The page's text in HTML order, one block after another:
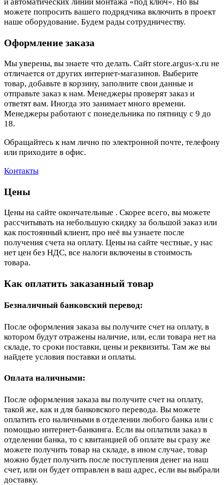
можете попросить вашего подрядчика включить в проект
наше оборудование. Будем рады сотрудничеству.
Оформление заказа
Мы уверены, вы знаете что делать. Сайт store.argus-x.ru не
отличается от других интернет-магазинов. Выберите
товар, добавьте в корзину, заполните свои данные и
отправьте заказ к нам. Менеджеры проверят заказ и
ответят вам. Иногда это занимает много времени.
Менеджеры работают с понедельника по пятницу с 9 до
18.
Обращайтесь к нам лично по электронной почте, телефону
или приходите в офис.
Контакты
Цены
Цены на сайте окончательные . Скорее всего, вы можете
рассчитывать на небольшую скидку за большой заказ или
как постоянный клиент, про неё вы узнаете после
получения счета на оплату. Цены на сайте честные, у нас
нет цен без НДС, все налоги включены в стоимость
товара.
Как оплатить заказанный товар
Безналичный банковский перевод:
После оформления заказа вы получите счет на оплату, в
котором будут отражены наличие, или, если товара нет на
складе, то сроки поставки, цены и реквизиты. Там же вы
найдете условия поставки и оплаты.
Оплата наличными:
После оформления заказа вы получите счет на оплату,
такой же, как и для банковского перевода. Вы можете
оплатить его наличными в отделении любого банка или с
помощью интернет-банкинга. Если вы оплатили заказ в
отделении банка, то с квитанцией об оплате вы сразу же
можете получить товар на складе, в ином случае, товар
можно будет получить после поступления денег на наш
счет, или он будет отправлен в ваш адрес, если вы выбрали
доставку.